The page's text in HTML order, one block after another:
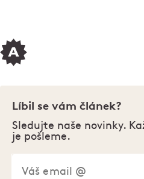
Líbil se vám článek?
Sledujte naše novinky.
je pošleme.